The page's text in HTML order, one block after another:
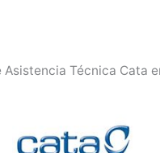
Asistencia Técnica Cata